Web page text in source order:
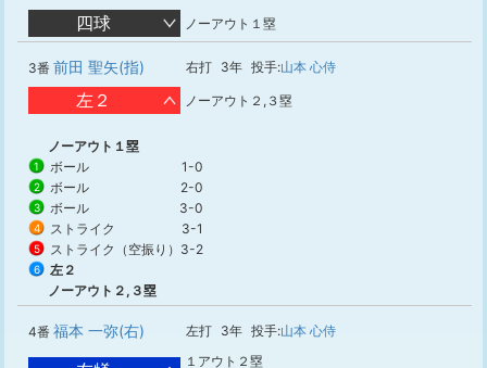
四球 ノーアウト１塁
3番 前田 聖矢(指) 右打 3年 投手:山本 心侍
左２ ノーアウト２,３塁
ノーアウト１塁
1 ボール 1-0
2 ボール 2-0
3 ボール 3-0
4 ストライク 3-1
5 ストライク（空振り） 3-2
6
左２
ノーアウト２,３塁
4番 福本 一弥(右) 左打 3年 投手:山本 心侍
１アウト２塁